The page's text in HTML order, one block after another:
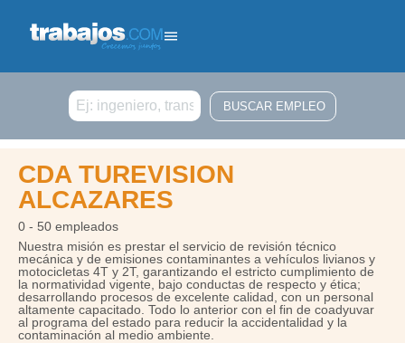
Buscar
CDA TUREVISION
ALCAZARES
0 - 50 empleados
Nuestra misión es prestar el servicio de revisión técnico
mecánica y de emisiones contaminantes a vehículos livianos y
motocicletas 4T y 2T, garantizando el estricto cumplimiento de
la normatividad vigente, bajo conductas de respecto y ética;
desarrollando procesos de excelente calidad, con un personal
altamente capacitado. Todo lo anterior con el fin de coadyuvar
al programa del estado para reducir la accidentalidad y la
contaminación al medio ambiente.